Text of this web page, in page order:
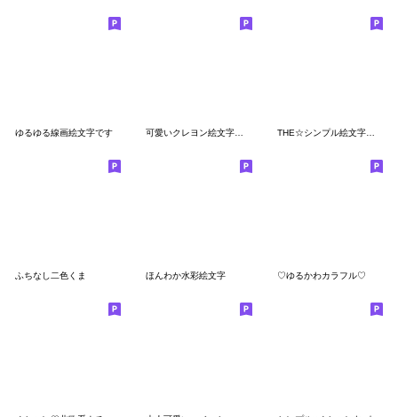
ゆるゆる線画絵文字です THE☆シンプル絵文字【ナチュラル】
ふちなし二色くま ほんわか水彩絵文字 ♡ゆるかわカラフル♡